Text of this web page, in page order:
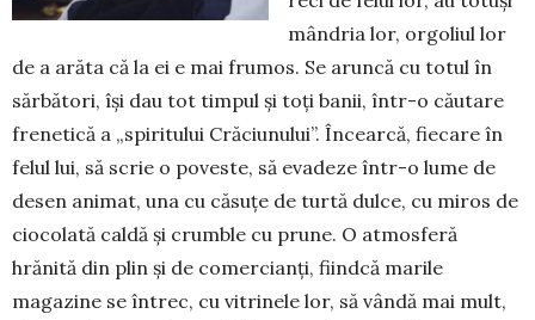
mândria lor, orgoliul lor
de a arăta că la ei e mai frumos. Se aruncă cu totul în
sărbători, își dau tot timpul și toți banii, într-o căutare
frenetică a „spi­ri­tului Crăciu­nu­lui”. Încearcă, fiecare în
felul lui, să scrie o poveste, să evadeze într-o lume de
de­sen animat, una cu căsuțe de turtă dulce, cu miros de
ciocolată caldă și crumble cu prune. O atmosferă
hrănită din plin și de comercianți, fiindcă marile
magazine se în­trec, cu vitrinele lor, să vândă mai mult,